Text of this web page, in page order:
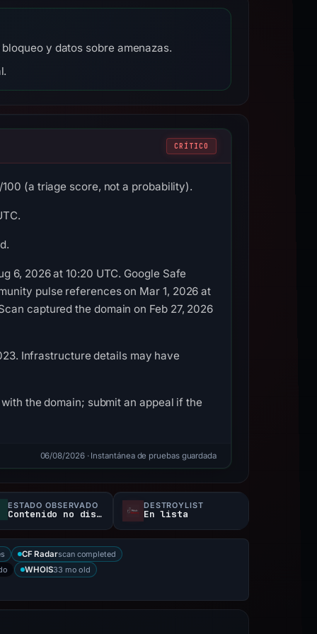
y datos sobre amenazas.
CRÍTICO
(a triage score, not a probability).
6, 2026 at 10:20 UTC. Google Safe
pulse references on Mar 1, 2026 at
captured the domain on Feb 27, 2026
Infrastructure details may have
the domain; submit an appeal if the
06/08/2026· Instantánea de pruebas guardada
ESTADO OBSERVADO
Contenido no disponible
DESTROYLIST
En lista
CF Radarscan completed
WHOIS33 mo old